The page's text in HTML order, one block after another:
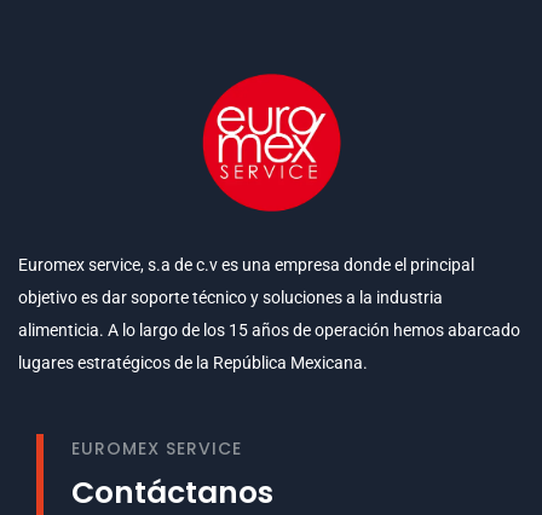
Euromex service, s.a de c.v es una empresa donde el principal
objetivo es dar soporte técnico y soluciones a la industria
alimenticia. A lo largo de los 15 años de operación hemos abarcado
lugares estratégicos de la República Mexicana.
EUROMEX SERVICE
Contáctanos